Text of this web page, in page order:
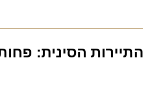
הסינית: פחות